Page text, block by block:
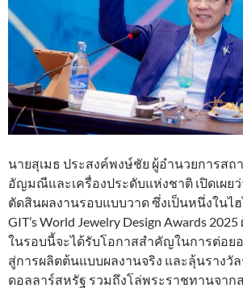
นายสุเมธ ประสงค์พงษ์ชัย ผู้อำนวยการส
อัญมณีและเครื่องประดับแห่งชาติ เปิดเผย
ตัดสินผลงานรอบแบบวาด ซึ่งเป็นหนึ่งในไ
GIT’s World Jewelry Design Awards
ในรอบนี้จะได้รับโอกาสสำคัญในการต่อย
สู่การผลิตต้นแบบผลงานจริง และลุ้นรางวัล
ดอลลาร์สหรัฐ รวมถึงโล่พระราชทานจาก